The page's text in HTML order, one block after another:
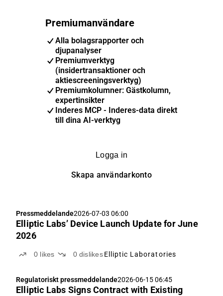
Premiumanvändare
Alla bolagsrapporter och
djupanalyser
Premiumverktyg
(insidertransaktioner och
aktiescreeningsverktyg)
Premiumkolumner: Gästkolumn,
expertinsikter
Inderes MCP - Inderes-data direkt
till dina AI-verktyg
Logga in
Skapa användarkonto
Pressmeddelande2026-07-03 06:00
Elliptic Labs’ Device Launch Update for June
2026
0 likes 0 dislikes Elliptic Laboratories
Regulatoriskt pressmeddelande2026-06-15 06:45
Elliptic Labs Signs Contract with Existing